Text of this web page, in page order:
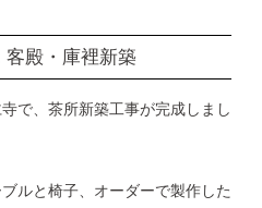
客殿・庫裡新築
で、茶所新築工事が完成しまし
ルと椅子、オーダーで製作した